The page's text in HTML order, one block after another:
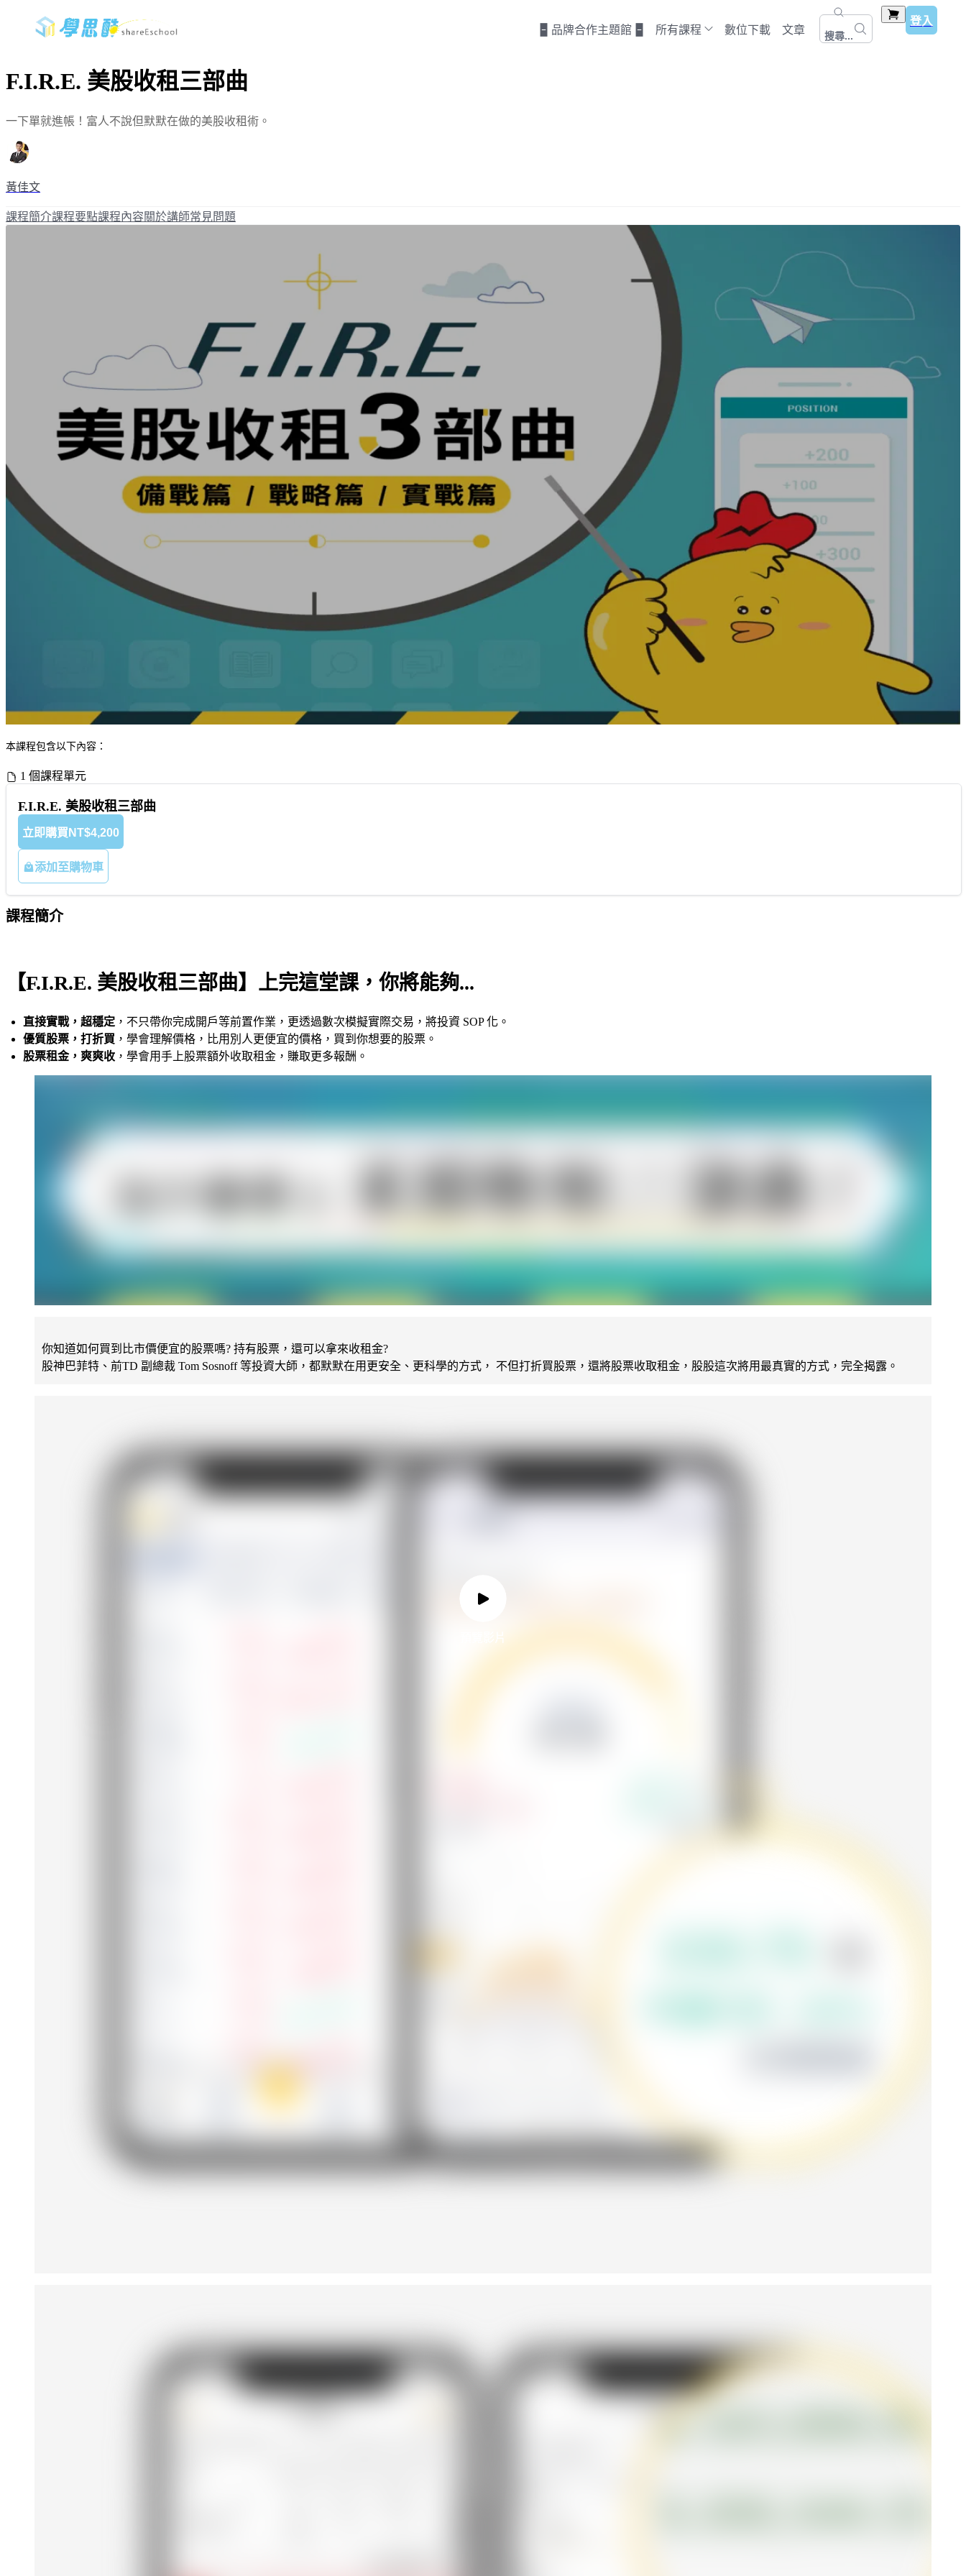
🁢 品牌合作主題館 🁢 所有課程 數位下載 文章 搜尋...
登入
F.I.R.E. 美股收租三部曲
一下單就進帳！富人不說但默默在做的美股收租術。
黃佳文
課程簡介課程要點課程內容關於講師常見問題
預覽影片
本課程包含以下內容：
1 個課程單元
F.I.R.E. 美股收租三部曲
立即購買 NT$4,200
添加至購物車
課程簡介
【F.I.R.E. 美股收租三部曲】上完這堂課，你將能夠...
直接實戰，超穩定 ，不只帶你完成開戶等前置作業，更透過數次模擬實際交易，將投資 SOP 化。
優質股票，打折買 ，學會理解價格，比用別人更便宜的價格，買到你想要的股票。
股票租金，爽爽收 ，學會用手上股票額外收取租金，賺取更多報酬。
你知道如何買到比市價便宜的股票嗎? 持有股票，還可以拿來收租金?
股神巴菲特、前TD 副總裁 Tom Sosnoff 等投資大師，都默默在用更安全、更科學的方式， 不但打折買股票，還將股票收取租金，股股這次將用最真實的方式，完全揭露。
預覽影片